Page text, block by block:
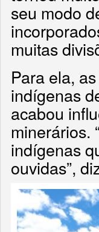
seu modo
muitas
Para ela,
indígenas
acabou
minerários.
indígenas
ouvidas”,